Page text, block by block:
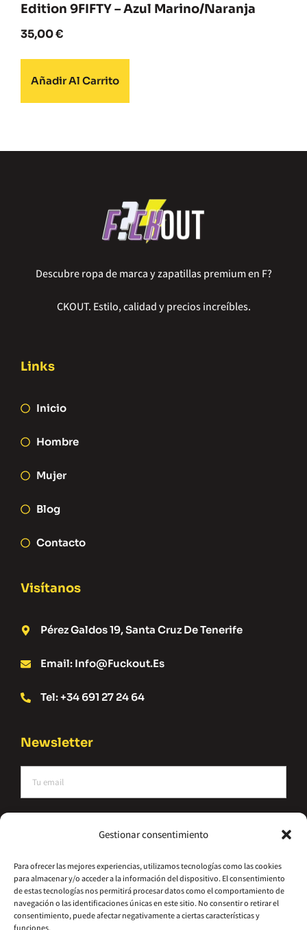
Gestionar consentimiento
Para ofrecer las mejores experiencias, utilizamos tecnologías como las cookies
para almacenar y/o acceder a la información del dispositivo. El consentimiento
de estas tecnologías nos permitirá procesar datos como el comportamiento de
navegación o las identificaciones únicas en este sitio. No consentir o retirar el
consentimiento, puede afectar negativamente a ciertas características y
funciones.
Edition 9FIFTY – Azul Marino/Naranja
35,00€
Añadir Al Carrito
Descubre ropa de marca y zapatillas premium en F?
CKOUT. Estilo, calidad y precios increíbles.
Links
Inicio
Hombre
Mujer
Blog
Contacto
Visítanos
Pérez Galdos 19, Santa Cruz De Tenerife
Email: Info@fuckout.es
Tel: +34 691 27 24 64
Newsletter
Alternative: